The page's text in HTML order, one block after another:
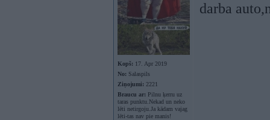
Kopš: 17. Apr 2019
No: Salaspils
Ziņojumi: 2221
Braucu ar: Pilnu ķerru uz
taras punktu.Nekad un neko
lēti netirgoju.Ja kādam vajag
lēti-tas nav pie manis!
darba